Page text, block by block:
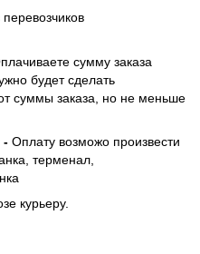
сумму заказа
будет сделать
суммы заказа, но не меньше
- Оплату возможо произвести
терменал,
курьеру.